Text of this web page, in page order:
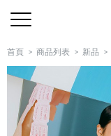
首頁 商品列表 新品